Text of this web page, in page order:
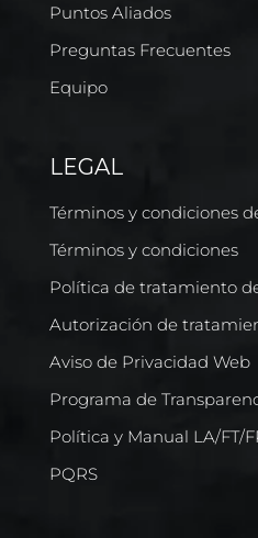
Puntos Aliados
Preguntas Frecuentes
Equipo
LEGAL
Términos y condiciones
Términos y condiciones
Política de tratamiento
Autorización de
Aviso de Privacidad Web
Programa de
Política y Manual LA/FT/
PQRS